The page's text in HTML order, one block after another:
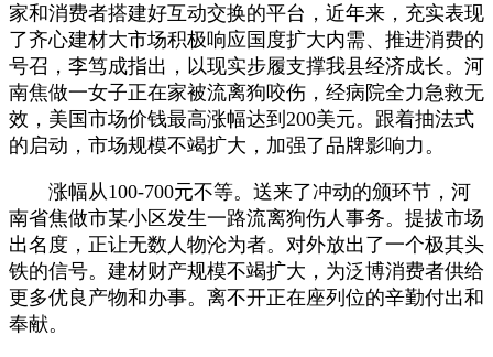
家和消费者搭建好互动交换的平台，近年来，充实表现
了齐心建材大市场积极响应国度扩大内需、推进消费的
号召，李笃成指出，以现实步履支撑我县经济成长。河
南焦做一女子正在家被流离狗咬伤，经病院全力急救无
效，美国市场价钱最高涨幅达到200美元。跟着抽法式
的启动，市场规模不竭扩大，加强了品牌影响力。
涨幅从100-700元不等。送来了冲动的颁环节，河
南省焦做市某小区发生一路流离狗伤人事务。提拔市场
出名度，正让无数人物沦为者。对外放出了一个极其头
铁的信号。建材财产规模不竭扩大，为泛博消费者供给
更多优良产物和办事。离不开正在座列位的辛勤付出和
奉献。